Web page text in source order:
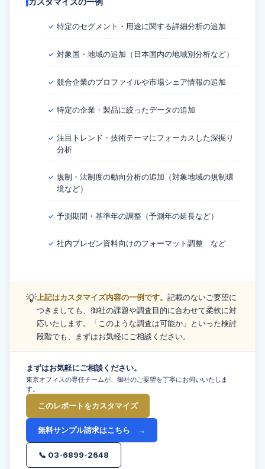
✓ 特定のセグメント・用途に関する詳細分析の追加
✓ 対象国・地域の追加（日本国内の地域別分析など）
✓ 競合企業のプロファイルや市場シェア情報の追加
✓ 特定の企業・製品に絞ったデータの追加
✓ 注目トレンド・技術テーマにフォーカスした深掘り
分析
✓ 規制・法制度の動向分析の追加（対象地域の規制環
境など）
✓ 予測期間・基準年の調整（予測年の延長など）
✓ 社内プレゼン資料向けのフォーマット調整 など
💡上記はカスタマイズ内容の一例です。 記載のないご要望に
つきましても、御社の課題や調査目的に合わせて柔軟に対
応いたします。「このような調査は可能か」といった検討
段階でも、まずはお気軽にご相談ください。
まずはお気軽にご相談ください。
東京オフィスの専任チームが、御社のご要望を丁寧にお伺いいたしま
す。
このレポートをカスタマイズ
無料サンプル請求はこちら →
📞 03-6899-2648